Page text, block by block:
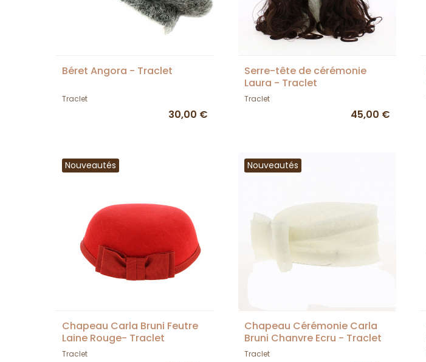
Béret Angora - Traclet
Traclet
30,00 €
Serre-tête de cérémonie
Laura - Traclet
Traclet
45,00 €
Nouveautés
Chapeau Carla Bruni Feutre
Laine Rouge- Traclet
Traclet
Nouveautés
Chapeau Cérémonie Carla
Bruni Chanvre Ecru - Traclet
Traclet